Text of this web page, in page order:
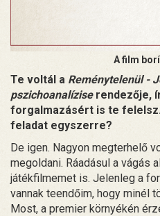
A film
Te voltál a Reménytelenül -
pszichoanalíziserendezője,
forgalmazásért is te
feladat egyszerre?
De igen. Nagyon megterhelő
megoldani. Ráadásul a vágás
játékfilmemet is. Jelenleg a
vannak teendőim, hogy minél
Most, a premier környékén